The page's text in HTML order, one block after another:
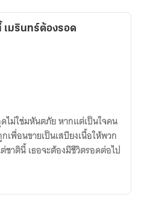
เมรินทร์ต้องรอด
ไม่ใช่มหันตภัย หากแต่เป็นใจคน
เพื่อนขายเป็นเสบียงเนื้อให้พวก
ชาตินี้ เธอจะต้องมีชีวิตรอดต่อไป